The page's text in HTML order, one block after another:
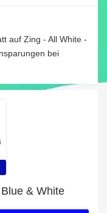
auf Zing - All White -
bei
& White